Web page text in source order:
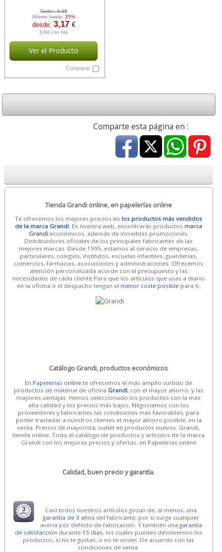
Tarifa :4,85
Ahorro hasta: 35%
desde: 3,17 €
3,84 con Iva
Ver el Producto
Comparar
Comparte esta página en :
Tienda Grandi online, en papelerías online
Te ofrecemos los mejores precios en los productos más vendidos
de la marca Grandi. En nuestra web, encontrarás productos marca
Grandieconómicos, además de increibles promociones.
Distribuidores oficiales de los principales fabricantes de las
mejores marcas. Desde 1995, estamos al servicio de empresas,
particulares, colegios, institutos, escuelas infantiles, guarderias,
comercios, farmacias, asociaciones y administraciones. Ofrecemos
atención personalizada acorde con el presupuesto y las
necesidades de cada cliente.Para que los artículos que usas a diario
en la oficina o el despacho tengan el menor coste posible para tí.
Catálogo Grandi, productos económicos
En Papelerías online te ofrecemos el más amplio surtido de
productos de material de oficina Grandi, con el mayor ahorro, y las
mayores ventajas. Hemos seleccionado los productos con la más
alta calidad y los precios más bajos. Negociamos con los
proveedores y fabricantes las condiciones más favorables, para
poder trasladar a nuestros clientes el mayor ahorro posible, en la
venta. Precios de mayorista, outlet en productos nuevos. Grandi,
tienda online. Todo el catálogo de productos y artículos de la marca
Grandi con los mejores precios y ofertas. en Papelerías online
Calidad, buen precio y garantía.
Casi todos nuestros artículos gozan de, al menos, una
garantía de 3 años del fabricante, por si surge cualquier
avería por defecto de fabricación. Y también una garantía
de satisfacción durante 15 días, los cuales puedes devolvernos los
productos, si no te gustan, o no te sirven. De acuerdo con las
condiciones de venta.